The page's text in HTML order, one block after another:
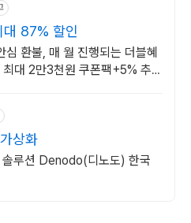
대 87% 할인
환불, 매 월 진행되는 더블혜
대 2만3천원 쿠폰팩+5% 추가
상화
루션 Denodo(디노도) 한국